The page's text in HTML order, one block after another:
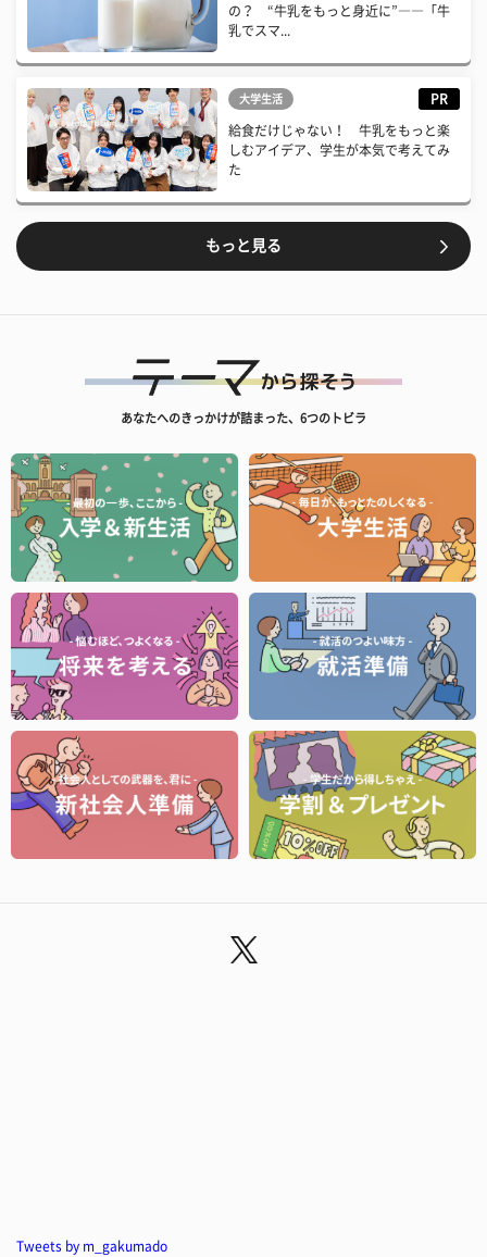
の？ “牛乳をもっと身近に”――「牛
乳でスマ...
大学生活 PR
給食だけじゃない！ 牛乳をもっと楽
しむアイデア、学生が本気で考えてみ
た
もっと見る
あなたへのきっかけが詰まった、6つのトビラ
Tweets by m_gakumado